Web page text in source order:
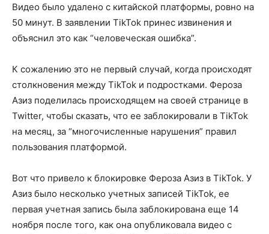
Видео было удалено с китайской платформы, ровно на
50 минут. В заявлении TikTok принес извинения и
объяснил это как “человеческая ошибка”.
К сожалению это не первый случай, когда происходят
столкновения между TikTok и подростками. Фероза
Азиз поделилась происходящем на своей странице в
Twitter, чтобы сказать, что ее заблокировали в TikTok
на месяц, за “многочисленные нарушения” правил
пользования платформой.
Вот что привело к блокировке Фероза Азиз в TikTok. У
Азиз было несколько учетных записей TikTok, ее
первая учетная запись была заблокирована еще 14
ноября после того, как она опубликовала видео с